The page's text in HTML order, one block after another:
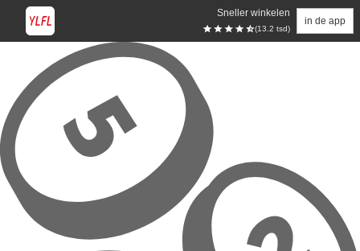
Sneller winkelen
(13.2 tsd)
in de app
Overslaan naar hoofdinhoud